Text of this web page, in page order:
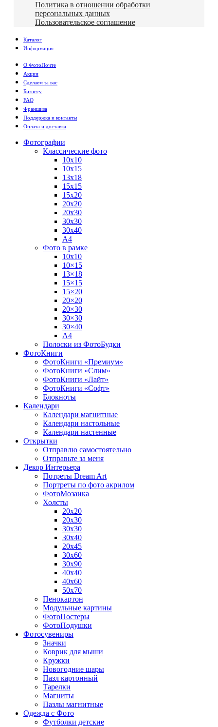
Политика в отношении обработки
персональных данных
Пользовательское соглашение
Каталог
Информация
О ФотоПочте
Акции
Сделаем за вас
Бизнесу
FAQ
Франшиза
Поддержка и контакты
Оплата и доставка
Фотографии
Классические фото
10х10
10х15
13х18
15х15
15х20
20х20
20х30
30х30
30х40
А4
Фото в рамке
10х10
10×15
13×18
15×15
15×20
20×20
20×30
30×30
30×40
A4
Полоски из ФотоБудки
ФотоКниги
ФотоКниги «Премиум»
ФотоКниги «Слим»
ФотоКниги «Лайт»
ФотоКниги «Софт»
Блокноты
Календари
Календари магнитные
Календари настольные
Календари настенные
Открытки
Отправлю самостоятельно
Отправьте за меня
Декор Интерьера
Потреты Dream Art
Портреты по фото акрилом
ФотоМозаика
Холсты
20х20
20х30
30х30
30х40
20х45
30х60
30х90
40х40
40х60
50х70
Пенокартон
Модульные картины
ФотоПостеры
ФотоПодушки
Фотоcувениры
Значки
Коврик для мыши
Кружки
Новогодние шары
Пазл картонный
Тарелки
Магниты
Пазлы магнитные
Одежда с Фото
Футболки детские